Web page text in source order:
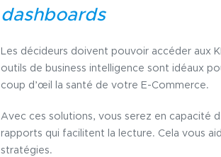
dashboards
Les décideurs doivent pouvoir accéder aux
outils de business intelligence sont idéaux
coup d’œil la santé de votre E-Commerce.
Avec ces solutions, vous serez en capacité
rapports qui facilitent la lecture. Cela vous
stratégies.